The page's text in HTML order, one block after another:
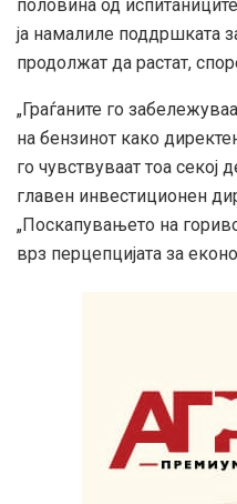
половина од
ја намалиле поддршката
продолжат да растат,
„Граѓаните го
на бензинот како
го чувствуваат тоа секој
главен инвестиционен
„Поскапувањето на
врз перцепцијата за